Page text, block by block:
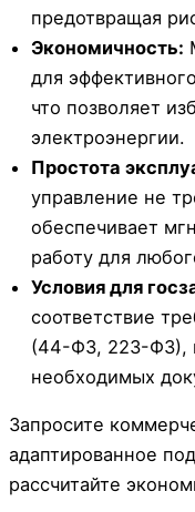
предотвращая
Экономичность:
для
что позволяет
электроэнергии.
Простота
управление не
обеспечивает
работу для
Условия для
соответствие
(44-ФЗ, 223-ФЗ),
необходимых
Запросите
адаптированное
рассчитайте